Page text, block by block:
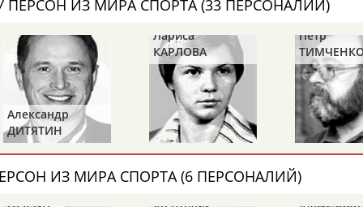
Юлия
АБАЛАКИНА
Дмитрий
АБАРЕНОВ
АБАСОВА
ПЕРСОН ИЗ МИРА СПОРТА (33 ПЕРСОНАЛИЙ)
Александр
ДИТЯТИН
Лариса
КАРЛОВА
Петр
ИЗ МИРА СПОРТА (6 ПЕРСОНАЛИЙ)